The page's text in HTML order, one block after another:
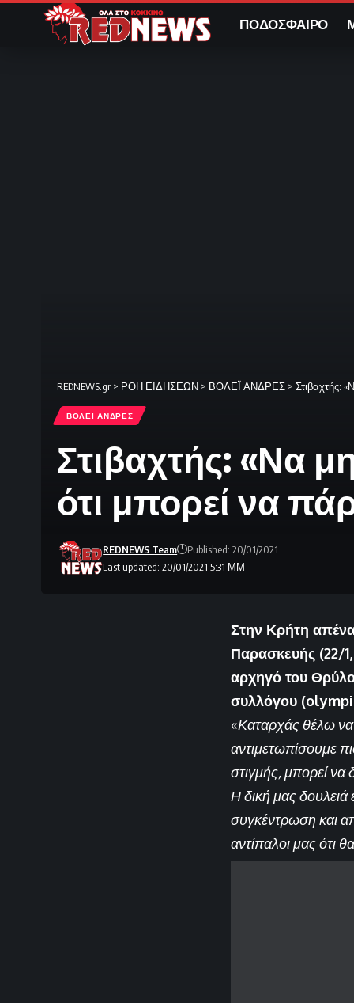
ΠΟΔΟΣΦΑΙΡΟ
REDNEWS.gr > ΡΟΗ ΕΙΔΗΣΕΩΝ > ΒΟΛΕΪ ΑΝΔΡΕΣ > Στιβαχτής:
ΒΟΛΕΪ ΑΝΔΡΕΣ
Στιβαχτής: «Να
ότι μπορεί να
Last updated: 20/01/2021 5:31 ΜΜ
REDNEWS Team Published: 20/01/2021
Στην Κρήτη
Παρασκευής (22/
αρχηγό του
συλλόγου
«Καταρχάς θέλω να
αντιμετωπίσουμε
στιγμής, μπορεί να
Η δική μας δουλειά
συγκέντρωση και
αντίπαλοι μας ότι